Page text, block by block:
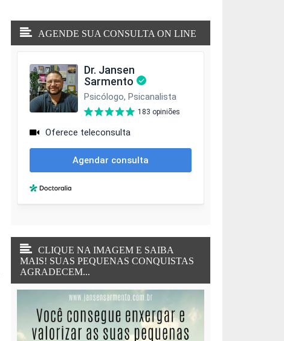
AGENDE SUA CONSULTA ON LINE
CLIQUE NA IMAGEM E SAIBA
MAIS! SUAS PEQUENAS CONQUISTAS
AGRADECEM...